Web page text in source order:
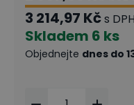
3 214,97 Kčs DPH
Skladem 6 ks
Objednejte dnes do